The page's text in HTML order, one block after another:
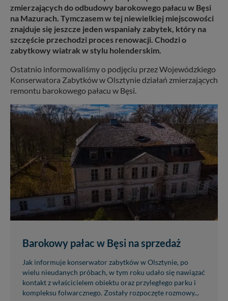
zmierzających do odbudowy barokowego pałacu w Bęsi
na Mazurach. Tymczasem w tej niewielkiej miejscowości
znajduje się jeszcze jeden wspaniały zabytek, który na
szczęście przechodzi proces renowacji. Chodzi o
zabytkowy wiatrak w stylu holenderskim.
Ostatnio informowaliśmy o podjęciu przez Wojewódzkiego
Konserwatora Zabytków w Olsztynie działań zmierzających
remontu barokowego pałacu w Bęsi.
Barokowy pałac w Bęsi na sprzedaż
Jak informuje konserwator zabytków w Olsztynie, po
wielu nieudanych próbach, w tym roku udało się nawiązać
kontakt z właścicielem obiektu oraz przyległego parku i
kompleksu folwarcznego. Zostały rozpoczęte rozmowy...